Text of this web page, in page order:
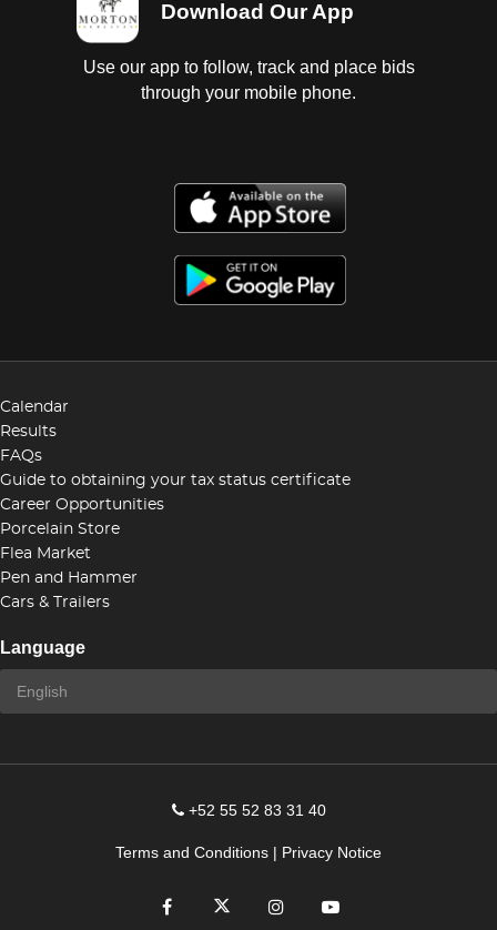
Download Our App
Use our app to follow, track and place bids
through your mobile phone.
Calendar
Results
FAQs
Guide to obtaining your tax status certificate
Career Opportunities
Porcelain Store
Flea Market
Pen and Hammer
Cars & Trailers
Language
+52 55 52 83 31 40
Terms and Conditions | Privacy Notice